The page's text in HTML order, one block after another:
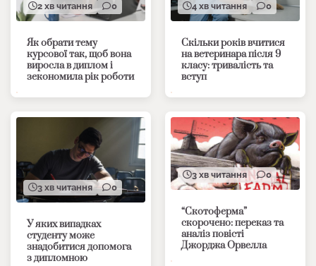
2 хв читання 0
Як обрати тему
курсової так, щоб вона
виросла в диплом і
зекономила рік роботи
4 хв читання 0
Скільки років вчитися
на ветеринара після 9
класу: тривалість та
вступ
3 хв читання 0
У яких випадках
студенту може
знадобитися допомога
з дипломною
3 хв читання 0
“Скотоферма”
скорочено: переказ та
аналіз повісті
Джорджа Орвелла